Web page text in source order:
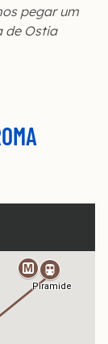
pegar um
de Ostia